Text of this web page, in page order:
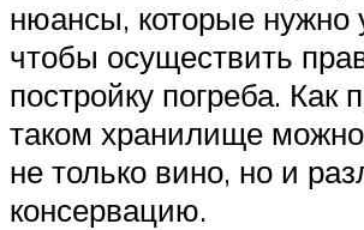
нюансы, которые нужно
чтобы осуществить
постройку погреба. Как
таком хранилище
не только вино, но и
консервацию.